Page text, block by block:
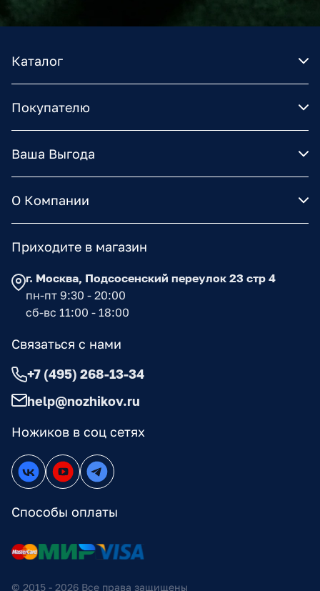
Каталог
Покупателю
Ваша Выгода
О Компании
Ножиков в соц сетях
Способы оплаты
Приходите в магазин
г. Москва, Подсосенский переулок 23 стр 4
пн-пт 9:30 - 20:00
сб-вс 11:00 - 18:00
Связаться с нами
+7 (495) 268-13-34
help@nozhikov.ru
© 2015 - 2026 Все права защищены